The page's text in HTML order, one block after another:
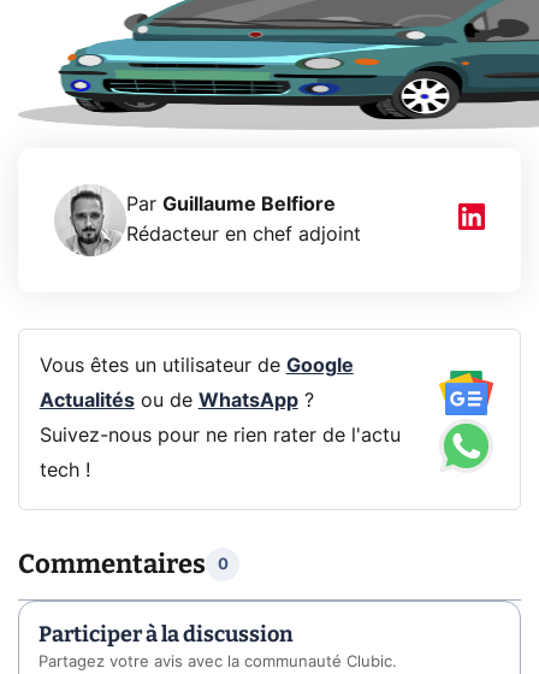
Par Guillaume Belfiore
Rédacteur en chef adjoint
Vous êtes un utilisateur de Google
Actualitésou de WhatsApp?
Suivez-nous pour ne rien rater de l'actu
tech !
Commentaires 0
Participer à la discussion
Partagez votre avis avec la communauté Clubic.